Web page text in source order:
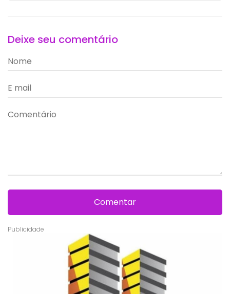
Deixe seu comentário
Comentar